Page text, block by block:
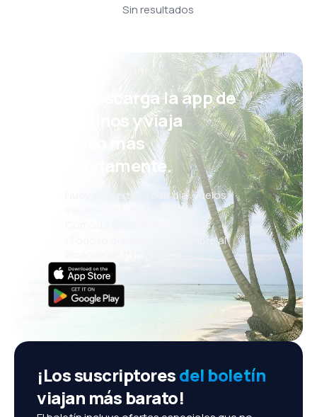
Sin resultados
¡Eh! Descarga la app de
eDestinos y viaja
incluso más
cómodamente.
Nuevas ofertas cada día: vuelos,
vacaciones, escapadas
Cómoda gestión de reservas
¡Todo lo que importa, siempre al
¡Los suscriptoresdel boletín
viajan más barato!